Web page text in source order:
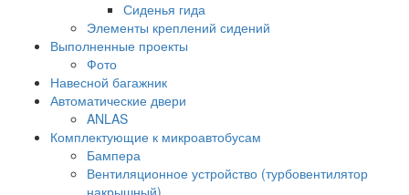
Сиденья гида
Элементы креплений сидений
Выполненные проекты
Фото
Навесной багажник
Автоматические двери
ANLAS
Комплектующие к микроавтобусам
Бампера
Вентиляционное устройство (турбовентилятор